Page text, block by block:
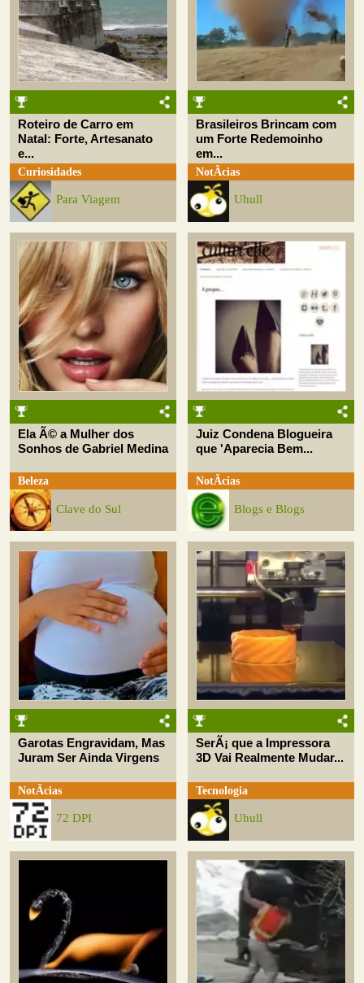
Roteiro de Carro em
Natal: Forte, Artesanato
e...
Curiosidades
Para Viagem
Brasileiros Brincam com
um Forte Redemoinho
em...
NotÃ­cias
Uhull
Ela Ã© a Mulher dos
Sonhos de Gabriel Medina
Beleza
Clave do Sul
Juiz Condena Blogueira
que 'Aparecia Bem...
NotÃ­cias
Blogs e Blogs
Garotas Engravidam, Mas
Juram Ser Ainda Virgens
NotÃ­cias
72 DPI
SerÃ¡ que a Impressora
3D Vai Realmente Mudar...
Tecnologia
Uhull